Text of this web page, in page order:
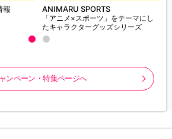
報 ANIMARU SPORTS
「アニメ×スポーツ」をテーマにし
たキャラクターグッズシリーズ
ンペーン・特集ページへ